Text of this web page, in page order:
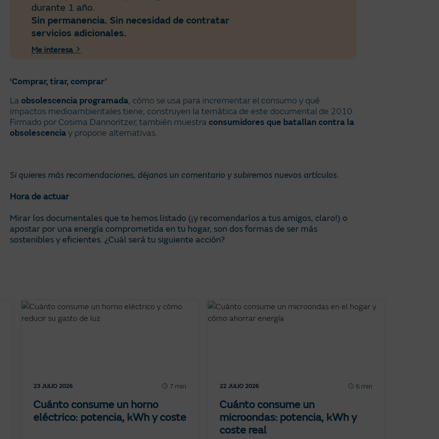
durante 1 año.
Sin permanencia. Sin necesidad de contratar
servicios adicionales.
Me interesa
‘Comprar, tirar, comprar’
Laobsolescencia programada, cómo se usa para incrementar el consumo y qué
impactos medioambientales tiene, construyen la temática de este documental de 2010.
Firmado por Cosima Dannoritzer, también muestraconsumidores que batallan contra la
obsolescenciay propone alternativas.
Si quieres más recomendaciones, déjanos un comentario y subiremos nuevos artículos.
Hora de actuar
Mirar los documentales que te hemos listado (¡y recomendarlos a tus amigos, claro!) o
apostar por una energía comprometida en tu hogar, son dos formas de ser más
sostenibles y eficientes. ¿Cuál será tu siguiente acción?
23 JULIO 2026 7 min
Cuánto consume un horno
eléctrico: potencia, kWh y coste
22 JULIO 2026 6 min
Cuánto consume un
microondas: potencia, kWh y
coste real